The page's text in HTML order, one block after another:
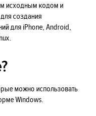
исходным кодом и
создания
для iPhone, Android,
можно использовать
Windows.